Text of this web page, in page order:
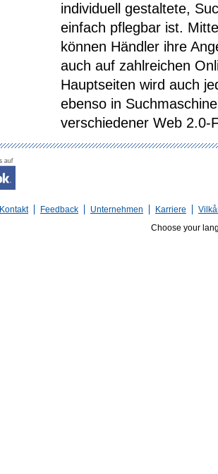
individuell gestaltete,
einfach pflegbar ist.
können Händler ihre
auch auf zahlreichen
Hauptseiten wird auch
ebenso in
verschiedener Web
Kontakt Feedback Unternehmen Karriere
Choose your